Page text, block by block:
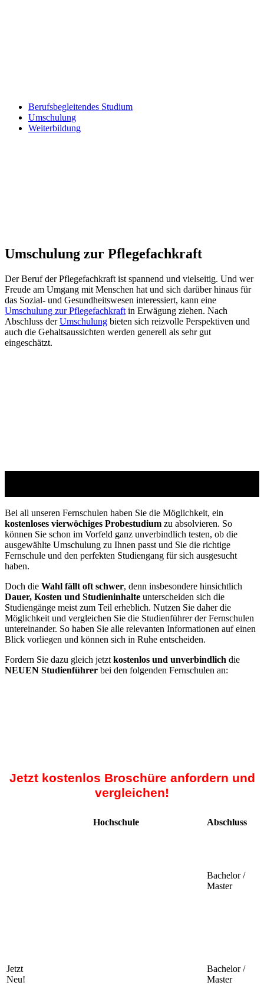
Berufsbegleitendes Studium
Umschulung
Weiterbildung
Umschulung zur Pflegefachkraft
Der Beruf der Pflegefachkraft ist spannend und vielseitig. Und wer
Freude am Umgang mit Menschen hat und sich darüber hinaus für
das Sozial- und Gesundheitswesen interessiert, kann eine
Umschulung zur Pflegefachkraft in Erwägung ziehen. Nach
Abschluss derUmschulung bieten sich reizvolle Perspektiven und
auch die Gehaltsaussichten werden generell als sehr gut
eingeschätzt.
Bei all unseren Fernschulen haben Sie die Möglichkeit, ein
kostenloses vierwöchiges Probestudium zu absolvieren. So
können Sie schon im Vorfeld ganz unverbindlich testen, ob die
ausgewählte Umschulung zu Ihnen passt und Sie die richtige
Fernschule und den perfekten Studiengang für sich ausgesucht
haben.
Doch die Wahl fällt oft schwer, denn insbesondere hinsichtlich
Dauer, Kosten und Studieninhalte unterscheiden sich die
Studiengänge meist zum Teil erheblich. Nutzen Sie daher die
Möglichkeit und vergleichen Sie die Studienführer der Fernschulen
untereinander. So haben Sie alle relevanten Informationen auf einen
Blick vorliegen und können sich in Ruhe entscheiden.
Fordern Sie dazu gleich jetzt kostenlos und unverbindlich die
NEUEN Studienführer bei den folgenden Fernschulen an:
Jetzt kostenlos Broschüre anfordern und
vergleichen!
Hochschule Abschluss
Bachelor /
Master
Jetzt
Neu!
Bachelor /
Master